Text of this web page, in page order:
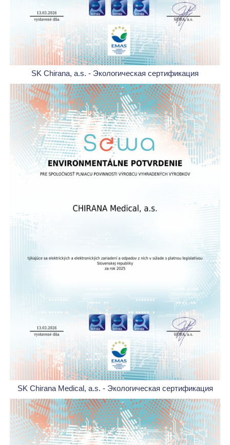
SK Chirana, a.s. - Экологическая сертификация
SK Chirana Medical, a.s. - Экологическая сертификация